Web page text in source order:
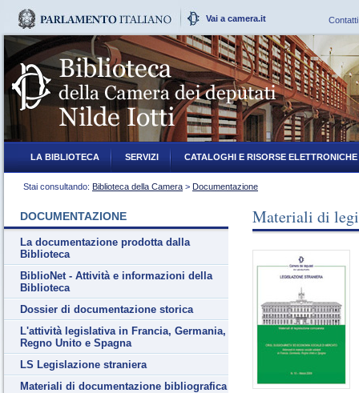
Vai a camera.it Contatti
LA BIBLIOTECA SERVIZI CATALOGHI E RISORSE ELETTRONICHE
Stai consultando: Biblioteca della Camera > Documentazione
DOCUMENTAZIONE
La documentazione prodotta dalla
Biblioteca
BiblioNet - Attività e informazioni della
Biblioteca
Dossier di documentazione storica
L'attività legislativa in Francia, Germania,
Regno Unito e Spagna
LS Legislazione straniera
Materiali di documentazione bibliografica
Materiali di